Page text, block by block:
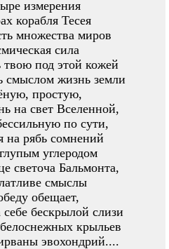
измерения
корабля Тесея
множества миров
сила
под этой кожей
смыслом жизнь земли
простую,
на свет Вселенной,
по сути,
рябь сомнений
углеродом
светоча Бальмонта,
смыслы
обещает,
бескрылой слизи
крыльев
эвохондрий....